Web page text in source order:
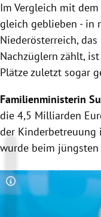
Im Vergleich mit
gleich geblieben - in
Niederösterreich,
Nachzüglern zählt,
Plätze zuletzt sogar
Familienministerin
die 4,5 Milliarden
der Kinderbetreuung
wurde beim
Copyright-Hinweis